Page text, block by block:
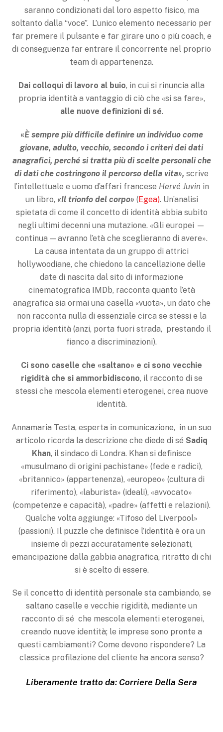
saranno condizionati dal loro aspetto fisico, ma
soltanto dalla “voce”. L’unico elemento necessario per
far premere il pulsante e far girare uno o più coach, e
di conseguenza far entrare il concorrente nel proprio
team di appartenenza.
Dai colloqui di lavoro al buio, in cui si rinuncia alla
propria identità a vantaggio di ciò che «si sa fare»,
alle nuove definizioni di sé.
«È sempre più difficile definire un individuo come
giovane, adulto, vecchio, secondo i criteri dei dati
anagrafici, perché si tratta più di scelte personali che
di dati che costringono il percorso della vita», scrive
l’intellettuale e uomo d’affari francese Hervé Juvin in
un libro, «Il trionfo del corpo» (Egea). Un’analisi
spietata di come il concetto di identità abbia subito
negli ultimi decenni una mutazione. «Gli europei —
continua — avranno l’età che sceglieranno di avere».
La causa intentata da un gruppo di attrici
hollywoodiane, che chiedono la cancellazione delle
date di nascita dal sito di informazione
cinematografica IMDb, racconta quanto l’età
anagrafica sia ormai una casella «vuota», un dato che
non racconta nulla di essenziale circa se stessi e la
propria identità (anzi, porta fuori strada, prestando il
fianco a discriminazioni).
Ci sono caselle che «saltano» e ci sono vecchie
rigidità che si ammorbidiscono, il racconto di se
stessi che mescola elementi eterogenei, crea nuove
identità.
Annamaria Testa, esperta in comunicazione, in un suo
articolo ricorda la descrizione che diede di sé Sadiq
Khan, il sindaco di Londra. Khan si definisce
«musulmano di origini pachistane» (fede e radici),
«britannico» (appartenenza), «europeo» (cultura di
riferimento), «laburista» (ideali), «avvocato»
(competenze e capacità), «padre» (affetti e relazioni).
Qualche volta aggiunge: «Tifoso del Liverpool»
(passioni). Il puzzle che definisce l’identità è ora un
insieme di pezzi accuratamente selezionati,
emancipazione dalla gabbia anagrafica, ritratto di chi
si è scelto di essere.
Se il concetto di identità personale sta cambiando, se
saltano caselle e vecchie rigidità, mediante un
racconto di sé che mescola elementi eterogenei,
creando nuove identità; le imprese sono pronte a
questi cambiamenti? Come devono rispondere? La
classica profilazione del cliente ha ancora senso?
Liberamente tratto da: Corriere Della Sera